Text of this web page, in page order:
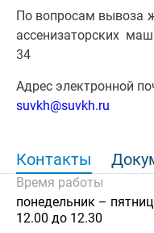
По вопросам вывоза
ассенизаторских
34
Адрес электронной
suvkh@suvkh.ru
Контакты
Время работы
понедельник –
12.00 до 12.30